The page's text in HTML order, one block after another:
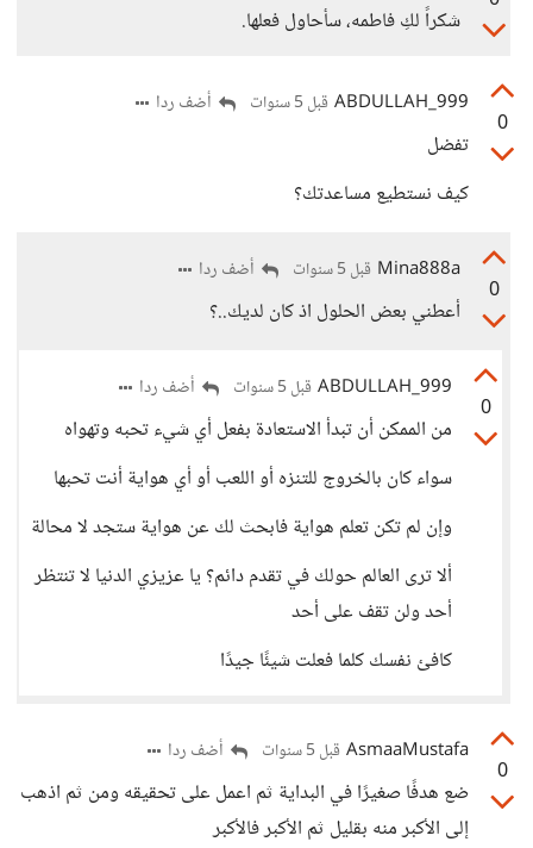
شكراً لكِ فاطمه، سأحاول فعلها.
0
ABDULLAH_999 قبل 5 سنوات أضف ردا
تفضل
كيف نستطيع مساعدتك؟
0
Mina888a قبل 5 سنوات أضف ردا
أعطني بعض الحلول اذ كان لديك..؟
0
ABDULLAH_999 قبل 5 سنوات أضف ردا
من الممكن أن تبدأ الاستعادة بفعل أي شيء تحبه وتهواه
سواء كان بالخروج للتنزه أو اللعب أو أي هواية أنت تحبها
وإن لم تكن تعلم هواية فابحث لك عن هواية ستجد لا محالة
ألا ترى العالم حولك في تقدم دائم؟ يا عزيزي الدنيا لا تنتظر
أحد ولن تقف على أحد
كافئ نفسك كلما فعلت شيئًا جيدًا
0
AsmaaMustafa قبل 5 سنوات أضف ردا
ضع هدفًا صغيرًا في البداية ثم اعمل على تحقيقه ومن ثم اذهب
إلى الأكبر منه بقليل ثم الأكبر فالأكبر